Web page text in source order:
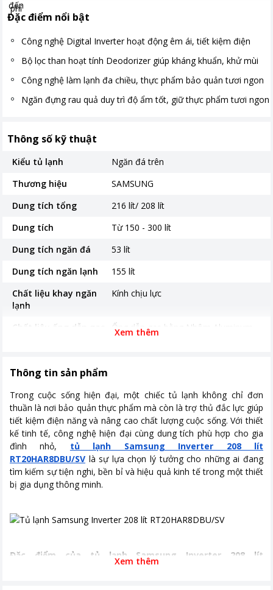
Đặc điểm nổi bật
Công nghệ Digital Inverter hoạt động êm ái, tiết kiệm điện
Bộ lọc than hoạt tính Deodorizer giúp kháng khuẩn, khử mùi
Công nghệ làm lạnh đa chiều, thực phẩm bảo quản tươi ngon
Ngăn đựng rau quả duy trì độ ẩm tốt, giữ thực phẩm tươi ngon
Thông số kỹ thuật
Kiểu tủ lạnh
Ngăn đá trên
Thương hiệu
SAMSUNG
Dung tích tổng
216 lít/ 208 lít
Dung tích
Từ 150 - 300 lít
Dung tích ngăn đá
53 lít
Dung tích ngăn lạnh
155 lít
Chất liệu khay ngăn
lạnh
Kính chịu lực
Chất liệu ống dẫn gas,
Ống dẫn gas bằng Nhôm Aluminum -
Lá tản nhiệt bằng Nhôm Aluminium
Nơi sản xuất
Việt Nam
Thời gian bảo hành
24 tháng
Công suất tiêu thụ
~ 0.93 kW/ngày
Công nghệ tiết kiệm
điện
Digital Inverter
Công nghệ kháng
Bộ lọc than hoạt tính Deodorizer
Cao 144.5 cm - Rộng 55.6 cm - Sâu
Xem thêm
Thông tin sản phẩm
Trong cuộc sống hiện đại, một chiếc tủ lạnh không chỉ đơn
thuần là nơi bảo quản thực phẩm mà còn là trợ thủ đắc lực giúp
tiết kiệm điện năng và nâng cao chất lượng cuộc sống. Với thiết
kế tinh tế, công nghệ hiện đại cùng dung tích phù hợp cho gia
đình nhỏ, tủ lạnh Samsung Inverter 208 lít
RT20HAR8DBU/SV là sự lựa chọn lý tưởng cho những ai đang
tìm kiếm sự tiện nghi, bền bỉ và hiệu quả kinh tế trong một thiết
bị gia dụng thông minh.
Đặc điểm của tủ lạnh Samsung Inverter 208 lít
Xem thêm